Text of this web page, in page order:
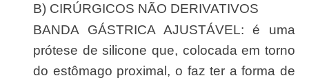
B) CIRÚRGICOS NÃO DERIVATIVOS
BANDA GÁSTRICA AJUSTÁVEL: é uma
prótese de silicone que, colocada em torno
do estômago proximal, o faz ter a forma de